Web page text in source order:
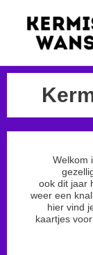
Welkom
ook dit jaar
weer een
hier vind
kaartjes